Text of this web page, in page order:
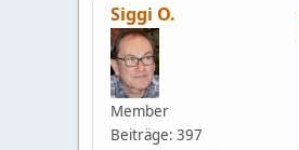
Siggi O.
Member
Beiträge: 397